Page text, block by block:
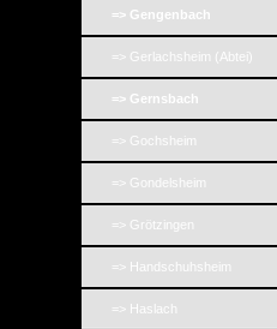
=> Gengenbach
=> Gerlachsheim (Abtei)
=> Gernsbach
=> Gochsheim
=> Gondelsheim
=> Grötzingen
=> Handschuhsheim
=> Haslach